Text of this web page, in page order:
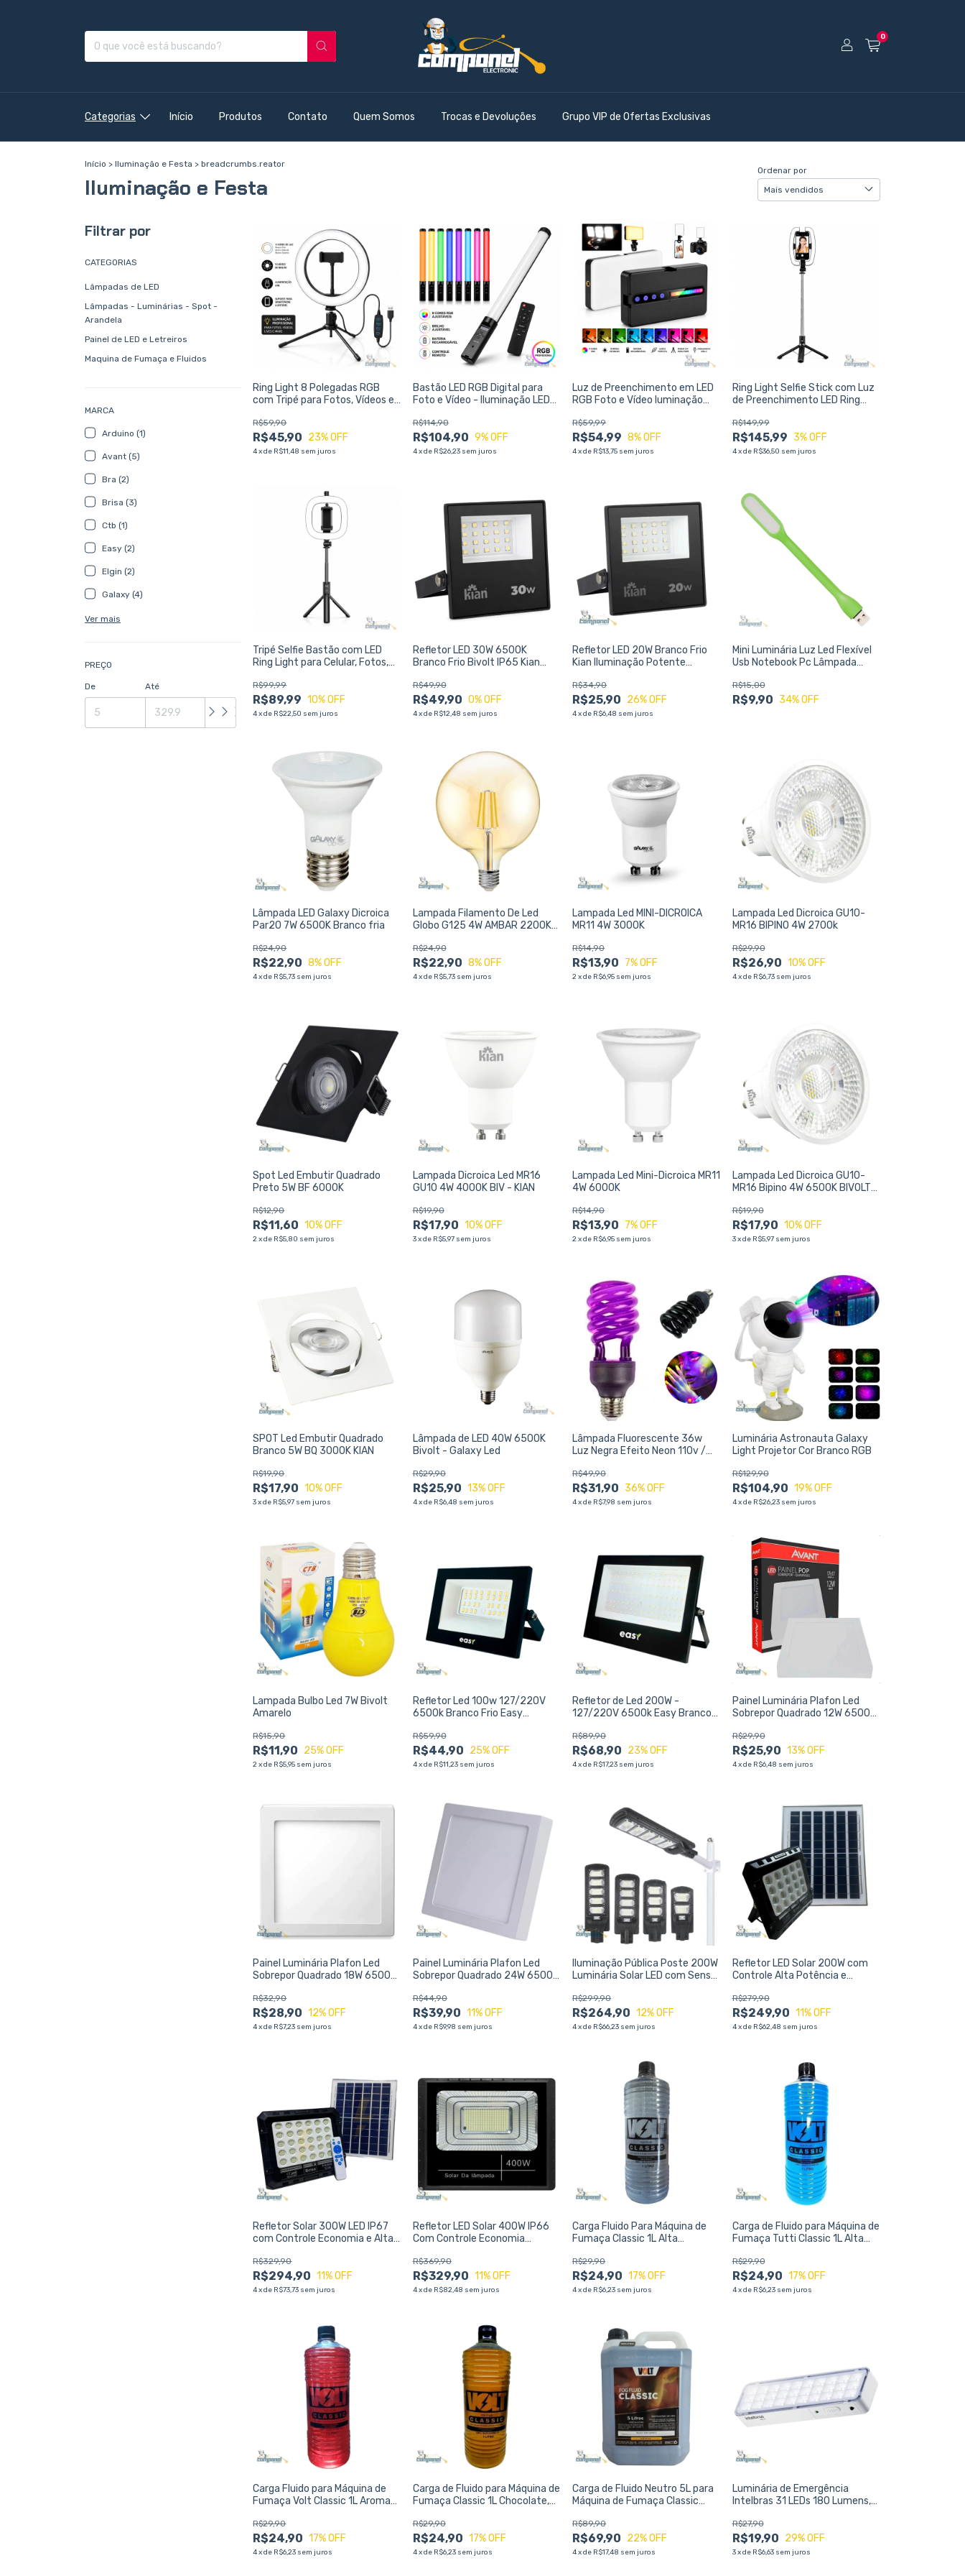
0
Categorias Início Produtos Contato Quem Somos Trocas e Devoluções Grupo VIP de Ofertas Exclusivas
Início > Iluminação e Festa > breadcrumbs.reator
Iluminação e Festa
Ordenar por
Filtrar por
CATEGORIAS
Lâmpadas de LED
Lâmpadas - Luminárias - Spot -
Arandela
Painel de LED e Letreiros
Maquina de Fumaça e Fluidos
MARCA
Arduino (1)
Avant (5)
Bra (2)
Brisa (3)
Ctb (1)
Easy (2)
Elgin (2)
Galaxy (4)
Ver mais
PREÇO
De Até
Ring Light 8 Polegadas RGB
com Tripé para Fotos, Vídeos e
R$45,90
R$59,90
23% OFF
4xde R$11,48 sem juros
Bastão LED RGB Digital para
Foto e Vídeo - Iluminação LED
Conteúdo
R$104,90
R$114,90
9% OFF
4xde R$26,23 sem juros
Luz de Preenchimento em LED
RGB Foto e Vídeo luminação
Fotografia
R$54,99
R$59,99
8% OFF
4xde R$13,75 sem juros
Ring Light Selfie Stick com Luz
de Preenchimento LED Ring
Celular Kapbom
R$145,99
R$149,99
3% OFF
4 xde R$36,50 sem juros
Tripé Selfie Bastão com LED
Ring Light para Celular, Fotos,
R$89,99
R$99,99
10% OFF
4xde R$22,50 sem juros
Refletor LED 30W 6500K
Branco Frio Bivolt IP65 Kian
para Uso Externo
R$49,90
R$49,90
0% OFF
4xde R$12,48 sem juros
Refletor LED 20W Branco Frio
Kian Iluminação Potente
Ambientes Internos e Externos
R$25,90
R$34,90
26% OFF
4xde R$6,48 sem juros
Mini Luminária Luz Led Flexível
Usb Notebook Pc Lâmpada
R$9,90
R$15,00
34% OFF
Lâmpada LED Galaxy Dicroica
Par20 7W 6500K Branco fria
R$22,90
R$24,90
8% OFF
4xde R$5,73 sem juros
Lampada Filamento De Led
Globo G125 4W AMBAR 2200K
R$22,90
R$24,90
8% OFF
4xde R$5,73 sem juros
Lampada Led MINI-DICROICA
MR11 4W 3000K
R$13,90
R$14,90
7% OFF
2xde R$6,95 sem juros
Lampada Led Dicroica GU10-
MR16 BIPINO 4W 2700k
R$26,90
R$29,90
10% OFF
4 xde R$6,73 sem juros
Spot Led Embutir Quadrado
Preto 5W BF 6000K
R$11,60
R$12,90
10% OFF
2xde R$5,80 sem juros
Lampada Dicroica Led MR16
GU10 4W 4000K BIV - KIAN
R$17,90
R$19,90
10% OFF
3xde R$5,97 sem juros
Lampada Led Mini-Dicroica MR11
4W 6000K
R$13,90
R$14,90
7% OFF
2xde R$6,95 sem juros
Lampada Led Dicroica GU10-
MR16 Bipino 4W 6500K BIVOLT
R$17,90
R$19,90
10% OFF
3 xde R$5,97 sem juros
SPOT Led Embutir Quadrado
Branco 5W BQ 3000K KIAN
R$17,90
R$19,90
10% OFF
3xde R$5,97 sem juros
Lâmpada de LED 40W 6500K
Bivolt - Galaxy Led
R$25,90
R$29,90
13% OFF
4xde R$6,48 sem juros
Lâmpada Fluorescente 36w
Luz Negra Efeito Neon 110v /
R$31,90
R$49,90
36% OFF
4xde R$7,98 sem juros
Luminária Astronauta Galaxy
Light Projetor Cor Branco RGB
R$104,90
R$129,90
19% OFF
4 xde R$26,23 sem juros
Lampada Bulbo Led 7W Bivolt
Amarelo
R$11,90
R$15,90
25% OFF
2xde R$5,95 sem juros
Refletor Led 100w 127/220V
6500k Branco Frio Easy
R$44,90
R$59,90
25% OFF
4xde R$11,23 sem juros
Refletor de Led 200W -
127/220V 6500k Easy Branco
R$68,90
R$89,90
23% OFF
4xde R$17,23 sem juros
Painel Luminária Plafon Led
Sobrepor Quadrado 12W 6500K
R$25,90
R$29,90
13% OFF
4 xde R$6,48 sem juros
Painel Luminária Plafon Led
Sobrepor Quadrado 18W 6500K
R$28,90
R$32,90
12% OFF
4xde R$7,23 sem juros
Painel Luminária Plafon Led
Sobrepor Quadrado 24W 6500K
R$39,90
R$44,90
11% OFF
4xde R$9,98 sem juros
Iluminação Pública Poste 200W
Luminária Solar LED com Sensor
R$264,90
R$299,90
12% OFF
4xde R$66,23 sem juros
Refletor LED Solar 200W com
Controle Alta Potência e
R$249,90
R$279,90
11% OFF
4 xde R$62,48 sem juros
Refletor Solar 300W LED IP67
com Controle Economia e Alta
R$294,90
R$329,90
11% OFF
4xde R$73,73 sem juros
Refletor LED Solar 400W IP66
Com Controle Economia
Áreas Externas
R$329,90
R$369,90
11% OFF
4xde R$82,48 sem juros
Carga Fluido Para Máquina de
Fumaça Classic 1L Alta
R$24,90
R$29,90
17% OFF
4xde R$6,23 sem juros
Carga de Fluido para Máquina de
Fumaça Tutti Classic 1L Alta
Duradouro
R$24,90
R$29,90
17% OFF
4 xde R$6,23 sem juros
Carga Fluido para Máquina de
Fumaça Volt Classic 1L Aroma
Segura para Festas e Eventos
R$24,90
R$29,90
17% OFF
4xde R$6,23 sem juros
Carga de Fluido para Máquina de
Fumaça Classic 1L Chocolate,
Durabilidade
R$24,90
R$29,90
17% OFF
4xde R$6,23 sem juros
Carga de Fluido Neutro 5L para
Máquina de Fumaça Classic
R$69,90
R$89,90
22% OFF
4xde R$17,48 sem juros
Luminária de Emergência
Intelbras 31 LEDs 180 Lumens,
Iluminação
R$19,90
R$27,90
29% OFF
3 xde R$6,63 sem juros